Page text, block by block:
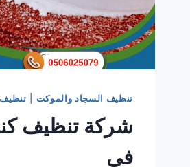
تنظيف السجاد والموكت
شركة تنظيف
فى